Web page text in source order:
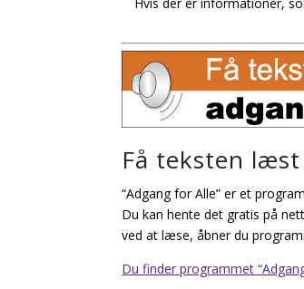
Få teksten
“Adgang for Alle” er et
Du kan hente det gratis på
ved at læse, åbner du
Du finder programmet